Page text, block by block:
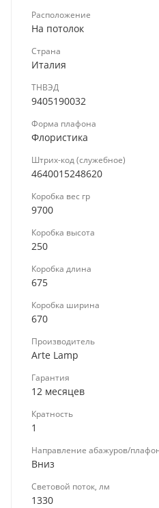
Расположение
На потолок
Страна
Италия
ТНВЭД
9405190032
Форма плафона
Флористика
Штрих-код (служебное)
4640015248620
Коробка вес гр
9700
Коробка высота
250
Коробка длина
675
Коробка ширина
670
Производитель
Arte Lamp
Гарантия
12 месяцев
Кратность
1
Направление абажуров/
Вниз
Световой поток, лм
1330